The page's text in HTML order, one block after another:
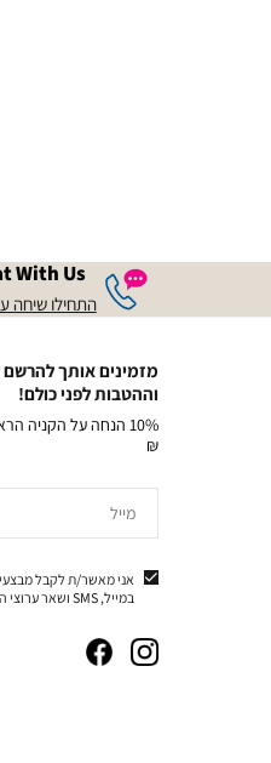
|
chat
us
|
in
(23)
With Us
התחילו שיחה
התחילו
שיחה
עם
|
chat
with
|
keep
touch
מזמינים אותך להרשם
וההטבות לפני כולם!
₪
מייל
אני מאשר/ת לקבל
במייל, SMS ושאר ערוצי המדיה.
|
באנר
|
באנר
|
באנר
|
באנר